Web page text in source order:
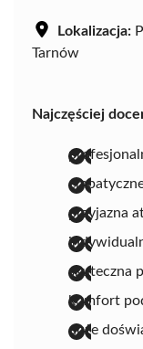
Lokalizacja:
Tarnów
Najczęściej
przyjazna
skuteczna
komfort
duże